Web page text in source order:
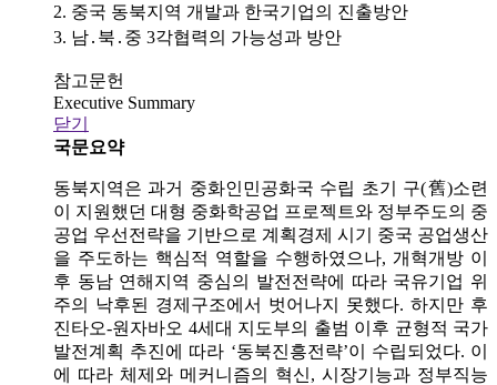
2. 중국 동북지역 개발과 한국기업의 진출방안
3. 남․북․중 3각협력의 가능성과 방안
참고문헌
Executive Summary
닫기
국문요약
동북지역은 과거 중화인민공화국 수립 초기 구(舊)소련
이 지원했던 대형 중화학공업 프로젝트와 정부주도의 중
공업 우선전략을 기반으로 계획경제 시기 중국 공업생산
을 주도하는 핵심적 역할을 수행하였으나, 개혁개방 이
후 동남 연해지역 중심의 발전전략에 따라 국유기업 위
주의 낙후된 경제구조에서 벗어나지 못했다. 하지만 후
진타오-원자바오 4세대 지도부의 출범 이후 균형적 국가
발전계획 추진에 따라 ‘동북진흥전략’이 수립되었다. 이
에 따라 체제와 메커니즘의 혁신, 시장기능과 정부직능